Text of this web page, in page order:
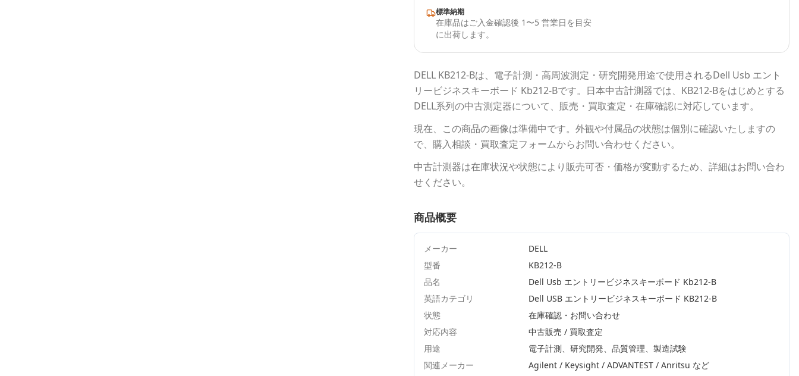
標準納期
在庫品はご入金確認後 1〜5 営業日を目安
に出荷します。
DELL KB212-Bは、電子計測・高周波測定・研究開発用途で使用されるDell Usb エント
リービジネスキーボード Kb212-Bです。 日本中古計測器では、 KB212-Bをはじめとする
DELL系列の中古測定器について、販売・買取査定・在庫確認に対応しています。
現在、この商品の画像は準備中です。外観や付属品の状態は個別に確認いたしますの
で、購入相談・買取査定フォームからお問い合わせください。
中古計測器は在庫状況や状態により販売可否・価格が変動するため、詳細はお問い合わ
せください。
商品概要
メーカー
DELL
型番
KB212-B
品名
Dell Usb エントリービジネスキーボード Kb212-B
英語カテゴリ
Dell USB エントリービジネスキーボード KB212-B
状態
在庫確認・お問い合わせ
対応内容
中古販売 / 買取査定
用途
電子計測、研究開発、品質管理、製造試験
関連メーカー
Agilent / Keysight / ADVANTEST / Anritsu など